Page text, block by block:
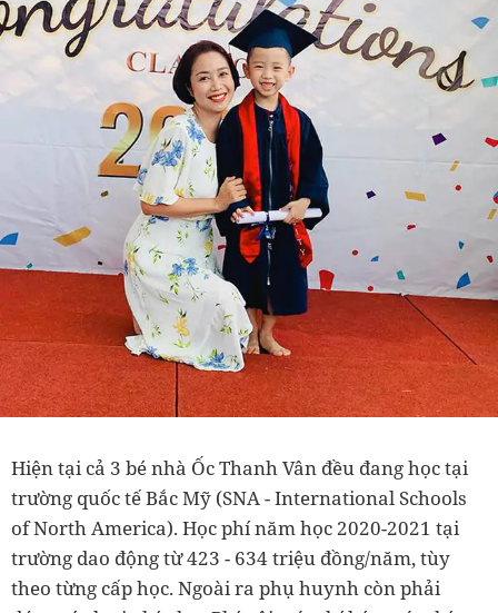
Hiện tại cả 3 bé nhà Ốc Thanh Vân đều đang học tại
trường quốc tế Bắc Mỹ (SNA - International Schools
of North America). Học phí năm học 2020-2021 tại
trường dao động từ 423 - 634 triệu đồng/năm, tùy
theo từng cấp học. Ngoài ra phụ huynh còn phải